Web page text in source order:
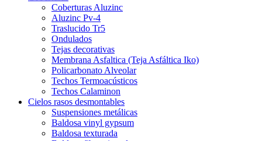
Coberturas Aluzinc
Aluzinc Pv-4
Traslucido Tr5
Ondulados
Tejas decorativas
Membrana Asfaltica (Teja Asfáltica Iko)
Policarbonato Alveolar
Techos Termoacústicos
Techos Calaminon
Cielos rasos desmontables
Suspensiones metálicas
Baldosa vinyl gypsum
Baldosa texturada